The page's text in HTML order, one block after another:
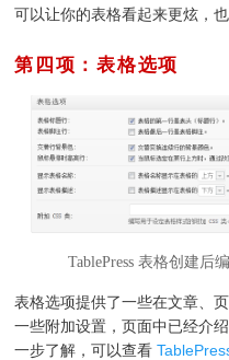
可以让你的表格看起来更炫，也
第四项：表格选项
TablePress 表格创建后
表格选项提供了一些在文章、
一些附加设置，页面中已经介
一步了解，可以查看